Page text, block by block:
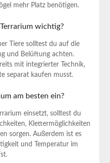
mehr ⁣Platz benötigen.
wichtig?
‌Tiere solltest ⁢du auf die
und Belüftung achten.
mit integrierter Technik,
separat kaufen​ musst.
am besten‍ ein?
einsetzt, solltest du
Klettermöglichkeiten
sorgen. ⁢Außerdem ist es
und Temperatur im